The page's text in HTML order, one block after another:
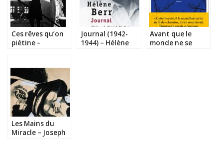
Ces rêves qu’on
piétine –
Journal (1942-
1944) – Hélène
Avant que le
monde ne se
Les Mains du
Miracle – Joseph